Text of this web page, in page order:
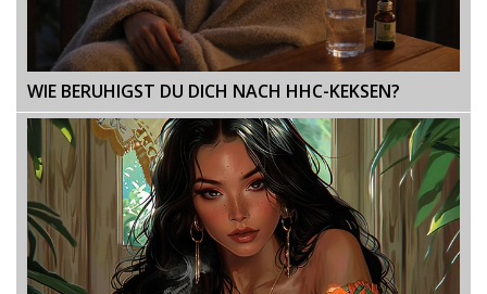
WIE BERUHIGST DU DICH NACH HHC-KEKSEN?